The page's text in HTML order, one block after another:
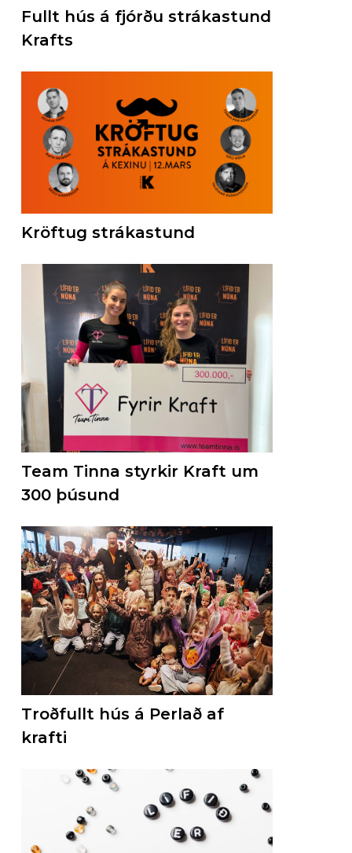
Fullt hús á fjórðu strákastund
Krafts
Kröftug strákastund
Team Tinna styrkir Kraft um
300 þúsund
Troðfullt hús á Perlað af
krafti